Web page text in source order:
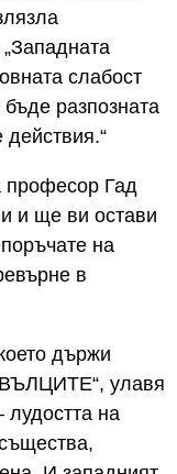
слабост
разпозната
действия.“
професор Гад
и ще ви остави
на
в
държи
улавя
лудостта на